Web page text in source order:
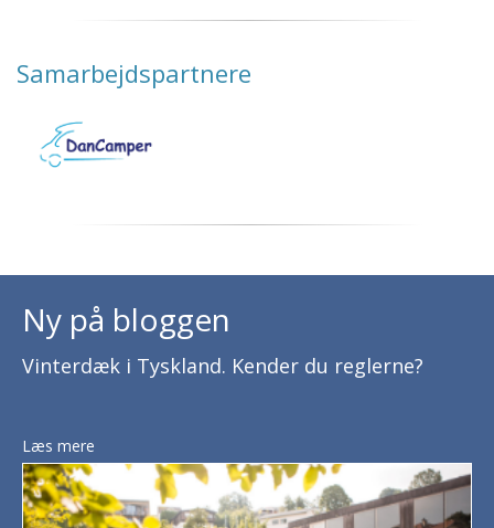
Samarbejdspartnere
Ny på bloggen
Vinterdæk i Tyskland. Kender du reglerne?
Læs mere